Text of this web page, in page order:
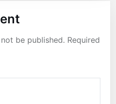
be published. Required